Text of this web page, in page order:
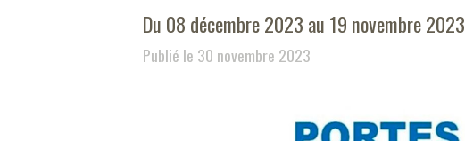
Du 08 décembre 2023 au 19 novembre 2023
Publié le 30 novembre 2023